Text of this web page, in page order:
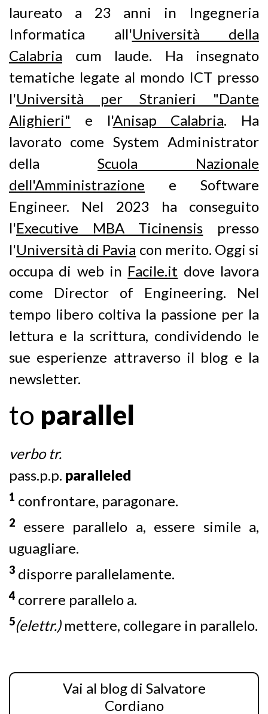
laureato a 23 anni in Ingegneria
Informatica all'Università della
Calabria cum laude. Ha insegnato
tematiche legate al mondo ICT presso
l'Università per Stranieri "Dante
Alighieri" e l'Anisap Calabria. Ha
lavorato come System Administrator
della Scuola Nazionale
dell'Amministrazione e Software
Engineer. Nel 2023 ha conseguito
l'Executive MBA Ticinensis presso
l'Università di Pavia con merito. Oggi si
occupa di web in Facile.it dove lavora
come Director of Engineering. Nel
tempo libero coltiva la passione per la
lettura e la scrittura, condividendo le
sue esperienze attraverso il blog e la
newsletter.
to parallel
verbo tr.
pass.p.p. paralleled
1 confrontare, paragonare.
2
essere parallelo a, essere simile a,
uguagliare.
3 disporre parallelamente.
4 correre parallelo a.
5(elettr.)mettere, collegare in parallelo.
Vai al blog di Salvatore
Cordiano